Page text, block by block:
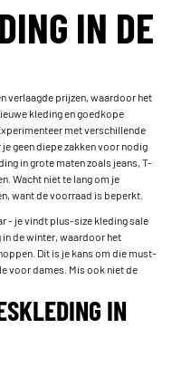
IN DE
verlaagde prijzen, waardoor het
kleding en goedkope
met verschillende
geen diepe zakken voor nodig
in grote maten zoals jeans, T-
Wacht niet te lang om je
want de voorraad is beperkt.
- je vindt plus-size kleding sale
de winter, waardoor het
Dit is je kans om die must-
voor dames. Mis ook niet de
IN